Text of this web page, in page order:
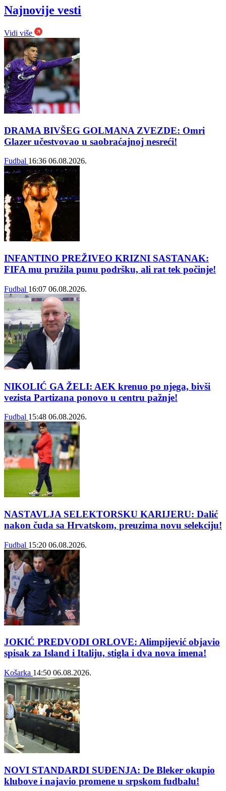
Najnovije vesti
Vidi više
DRAMA BIVŠEG GOLMANA ZVEZDE: Omri
Glazer učestvovao u saobraćajnoj nesreći!
Fudbal 16:36 06.08.2026.
INFANTINO PREŽIVEO KRIZNI SASTANAK:
FIFA mu pružila punu podršku, ali rat tek počinje!
Fudbal 16:07 06.08.2026.
NIKOLIĆ GA ŽELI: AEK krenuo po njega, bivši
vezista Partizana ponovo u centru pažnje!
Fudbal 15:48 06.08.2026.
NASTAVLJA SELEKTORSKU KARIJERU: Dalić
nakon čuda sa Hrvatskom, preuzima novu selekciju!
Fudbal 15:20 06.08.2026.
JOKIĆ PREDVODI ORLOVE: Alimpijević objavio
spisak za Island i Italiju, stigla i dva nova imena!
Košarka 14:50 06.08.2026.
NOVI STANDARDI SUĐENJA: De Bleker okupio
klubove i najavio promene u srpskom fudbalu!